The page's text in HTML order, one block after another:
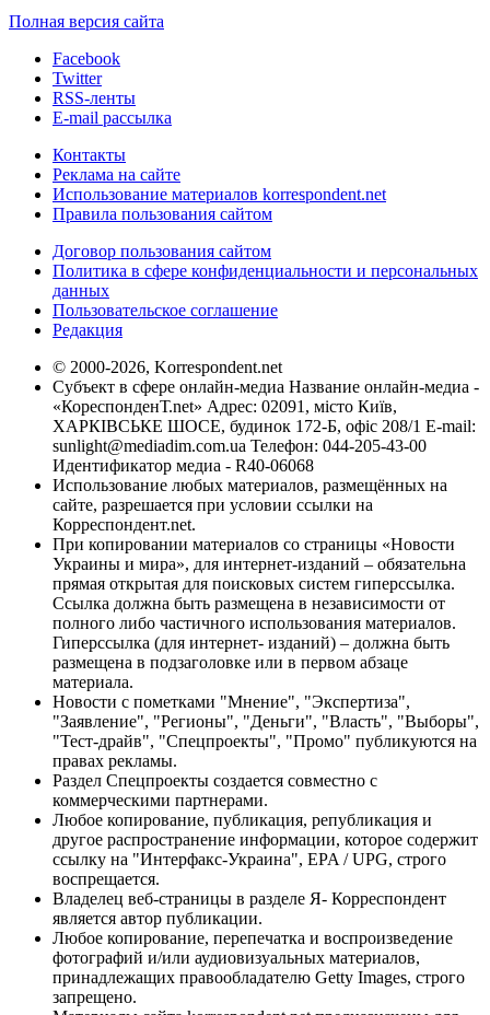
Полная версия сайта
Facebook
Twitter
RSS-ленты
E-mail рассылка
Контакты
Реклама на сайте
Использование материалов korrespondent.net
Правила пользования сайтом
Договор пользования сайтом
Политика в сфере конфиденциальности и персональных
данных
Пользовательское соглашение
Редакция
© 2000-2026, Korrespondent.net
Субъект в сфере онлайн-медиа Название онлайн-медиа -
«КореспонденТ.net» Адрес: 02091, місто Київ,
ХАРКІВСЬКЕ ШОСЕ, будинок 172-Б, офіс 208/1 E-mail:
sunlight@mediadim.com.ua Телефон: 044-205-43-00
Идентификатор медиа - R40-06068
Использование любых материалов, размещённых на
сайте, разрешается при условии ссылки на
Корреспондент.net.
При копировании материалов со страницы «Новости
Украины и мира», для интернет-изданий – обязательна
прямая открытая для поисковых систем гиперссылка.
Ссылка должна быть размещена в независимости от
полного либо частичного использования материалов.
Гиперссылка (для интернет- изданий) – должна быть
размещена в подзаголовке или в первом абзаце
материала.
Новости с пометками "Мнение", "Экспертиза",
"Заявление", "Регионы", "Деньги", "Власть", "Выборы",
"Тест-драйв", "Спецпроекты", "Промо" публикуются на
правах рекламы.
Раздел Спецпроекты создается совместно с
коммерческими партнерами.
Любое копирование, публикация, републикация и
другое распространение информации, которое содержит
ссылку на "Интерфакс-Украина", EPA / UPG, строго
воспрещается.
Владелец веб-страницы в разделе Я- Корреспондент
является автор публикации.
Любое копирование, перепечатка и воспроизведение
фотографий и/или аудиовизуальных материалов,
принадлежащих правообладателю Getty Images, строго
запрещено.